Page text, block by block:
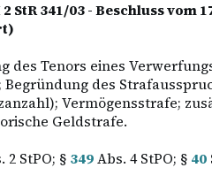
2 StR 341/03 - Beschluss vom
des Tenors eines
Begründung des
Vermögensstrafe;
Geldstrafe.
2 StPO; § 349Abs. 4 StPO; § 40